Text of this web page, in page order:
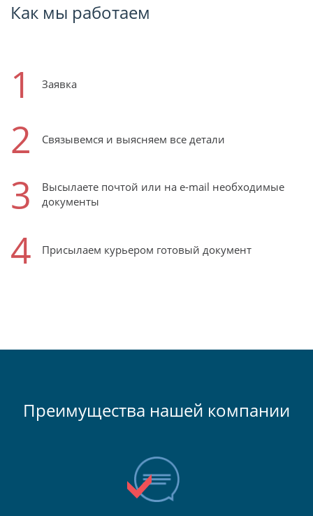
Как мы работаем
1 Заявка
2 Связывемся и выясняем все детали
3
Высылаете почтой или на e-mail необходимые
документы
4 Присылаем курьером готовый документ
Преимущества нашей компании